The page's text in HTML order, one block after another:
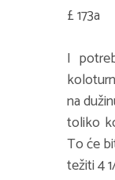
£ 173a
I
na
toliko
To će
težiti 4